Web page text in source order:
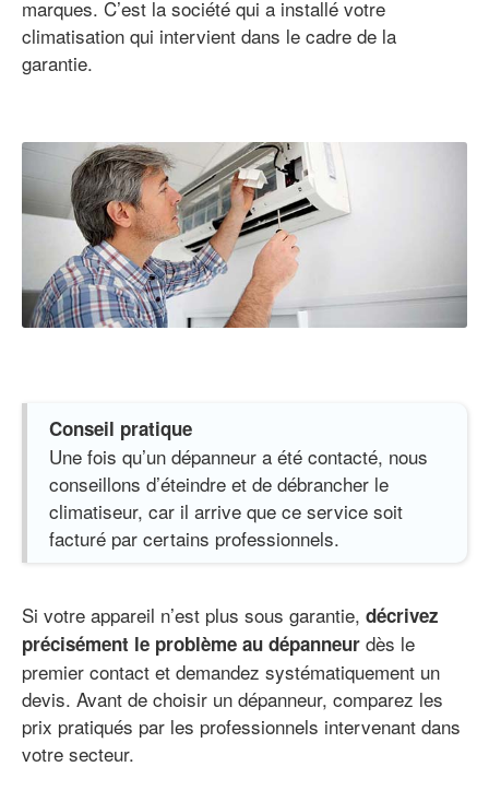
marques. C’est la société qui a installé votre
climatisation qui intervient dans le cadre de la
garantie.
Conseil pratique
Une fois qu’un dépanneur a été contacté, nous
conseillons d’éteindre et de débrancher le
climatiseur, car il arrive que ce service soit
facturé par certains professionnels.
Si votre appareil n’est plus sous garantie, décrivez
précisément le problème au dépanneur dès le
premier contact et demandez systématiquement un
devis. Avant de choisir un dépanneur, comparez les
prix pratiqués par les professionnels intervenant dans
votre secteur.